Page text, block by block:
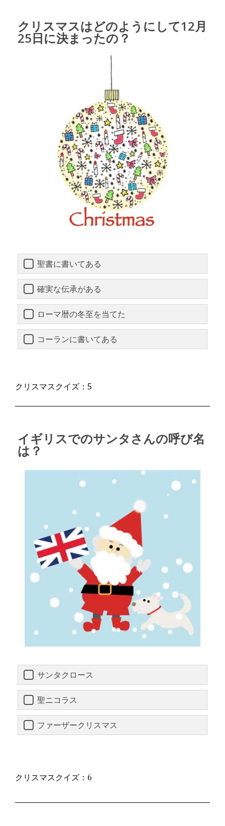
クリスマスはどのようにして12月
25日に決まったの？
聖書に書いてある
確実な伝承がある
ローマ暦の冬至を当てた
コーランに書いてある
クリスマスクイズ：5
イギリスでのサンタさんの呼び名
は？
サンタクロース
聖ニコラス
ファーザークリスマス
クリスマスクイズ：6